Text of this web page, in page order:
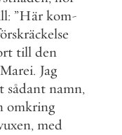
: ”Här kom-
till den
Marei. Jag
sådant namn,
omkring
, med